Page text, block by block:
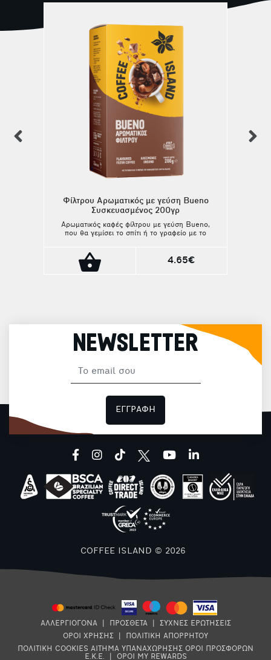
previous
Φίλτρου Αρωματικός με γεύση Bueno
Συσκευασμένος 200γρ
Αρωματικός καφές φίλτρου με γεύση Bueno,
που θα γεμίσει το σπίτι ή το γραφείο με το
πρέσα. *ο καφές στη συσκευασία είναι
4.65€
NEWSLETTER
ΕΓΓΡΑΦΗ
facebookinstagram
tiktok youtubelinkedin
COFFEE ISLAND © 2026
ΑΛΛΕΡΓΙΟΓΟΝΑ ΠΡΟΣΘΕΤΑ
ΣΥΧΝΕΣ ΕΡΩΤΗΣΕΙΣ
ΟΡΟΙ ΧΡΗΣΗΣ
ΠΟΛΙΤΙΚΗ ΑΠΟΡΡΗΤΟΥ
ΠΟΛΙΤΙΚΗ COOKIES ΑΙΤΗΜΑ ΥΠΑΝΑΧΩΡΗΣΗΣ ΟΡΟΙ ΠΡΟΣΦΟΡΩΝ
Ε.Κ.Ε.
ΟΡΟΙ MY REWARDS